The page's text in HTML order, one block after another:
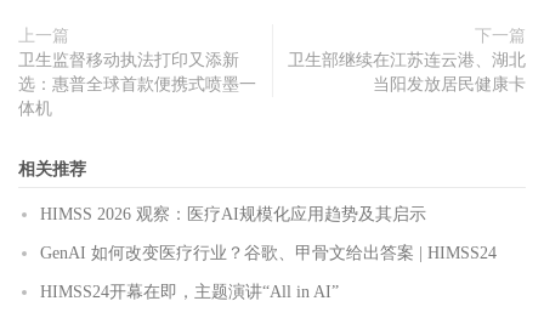
上一篇
卫生监督移动执法打印又添新
选：惠普全球首款便携式喷墨一
体机
下一篇
卫生部继续在江苏连云港、湖北
当阳发放居民健康卡
相关推荐
HIMSS 2026 观察：医疗AI规模化应用趋势及其启示
GenAI 如何改变医疗行业？谷歌、甲骨文给出答案 | HIMSS24
HIMSS24开幕在即，主题演讲“All in AI”